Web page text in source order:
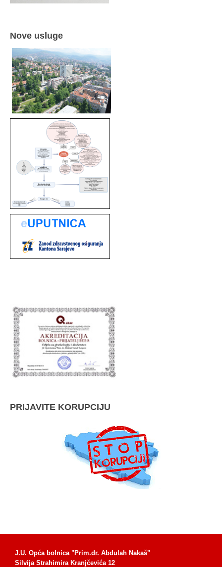
Nove usluge
PRIJAVITE KORUPCIJU
J.U. Opća bolnica "Prim.dr. Abdulah Nakaš"
Silvija Strahimira Kranjčevića 12